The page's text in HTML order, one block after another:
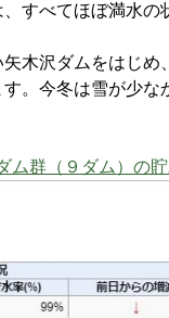
すべてほぼ満水の
木沢ダムをはじめ
。今冬は雪が少
群（９ダム）の貯